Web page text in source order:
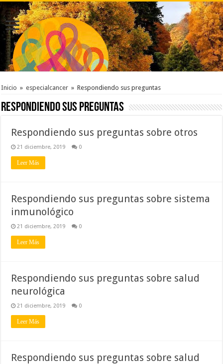
Inicio » especialcancer » Respondiendo sus preguntas
Respondiendo sus preguntas
Respondiendo sus preguntas sobre otros
21 diciembre, 2019 0
Leer Más
Respondiendo sus preguntas sobre sistema
inmunológico
21 diciembre, 2019 0
Leer Más
Respondiendo sus preguntas sobre salud
neurológica
21 diciembre, 2019 0
Leer Más
Respondiendo sus preguntas sobre salud